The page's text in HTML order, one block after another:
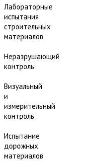
Лабораторные
испытания
строительных
материалов
Неразрушающий
контроль
Визуальный
и
измерительный
контроль
Испытание
дорожных
материалов